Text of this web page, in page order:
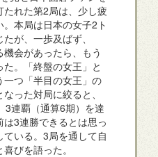
れた第2局は、少し疲
本局は日本の女子2ト
が、一歩及ばず、
機会があったら、もう
。「終盤の女王」と
つ「半目の女王」の
った対局に絞ると、
3連覇（通算6期）を達
3連勝できるとは思っ
いる。3局を通して自
びを語った。